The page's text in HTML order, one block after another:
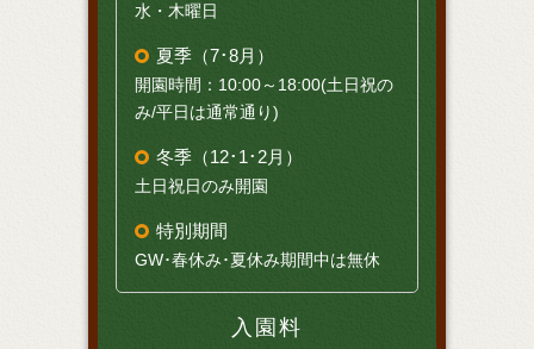
水・木曜日
夏季（7･8月）
開園時間：10:00～18:00(土日祝の
み/平日は通常通り)
冬季（12･1･2月）
土日祝日のみ開園
特別期間
GW･春休み･夏休み期間中は無休
入園料